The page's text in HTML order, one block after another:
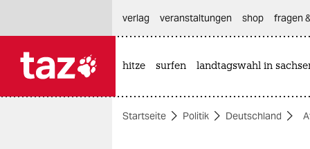
themen
verlag
veranstaltungen shop fragen
hitze surfen landtagswahl in
Startseite Politik Deutschland